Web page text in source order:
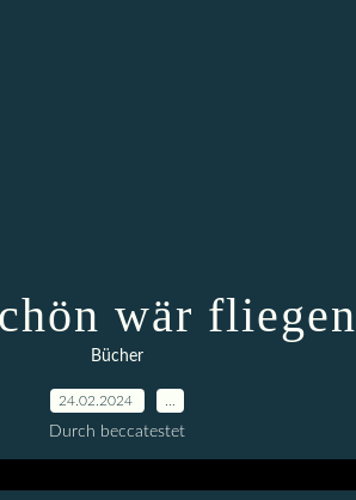
wär fliegen
Bücher
24.02.2024
Durch beccatestet